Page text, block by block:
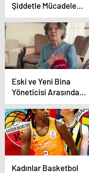
Şiddetle Mücadele
Koordinasyon
Toplantısı Hakkari’de
Gerçekleştirildi
Eski ve Yeni Bina
Yöneticisi Arasında
Yumruklu Kavga
Kadınlar Basketbol